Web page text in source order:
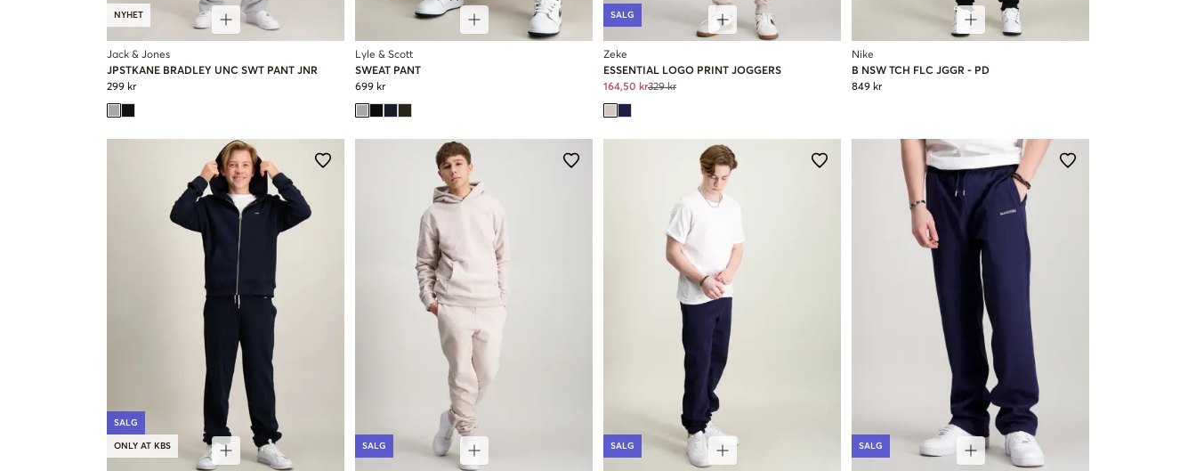
NYHET
Jack & Jones
JPSTKANE BRADLEY UNC SWT PANT JNR
299 kr
Lyle & Scott
SWEAT PANT
699 kr
SALG
Zeke
ESSENTIAL LOGO PRINT JOGGERS
164,50 kr329 kr
Nike
B NSW TCH FLC JGGR - PD
849 kr
SALG
ONLY AT KBS SALG SALG SALG